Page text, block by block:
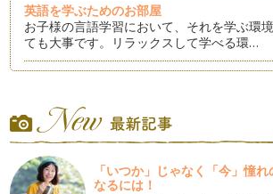
英語を学ぶためのお部屋
お子様の言語学習において、それを学ぶ環
ても大事です。リラックスして学べる環…
ィンがありますね。ハロウィンのイベン…
ホリデーシーズンを前に：文化学習のヒン
日本はまだ蒸し暑い日々が続いているので
住むニューヨーク州北…
「いつか」じゃなく「今」憧
なるには！